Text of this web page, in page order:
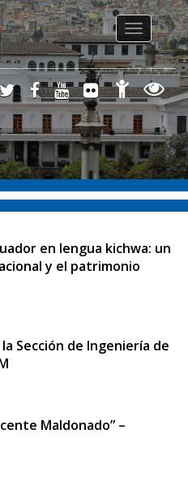
Toggle
navigation
en lengua kichwa: un
y el patrimonio
Sección de Ingeniería de
Maldonado” –